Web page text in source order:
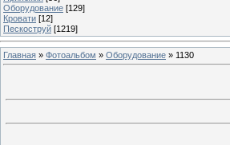
Оборудование [129]
Кровати [12]
Пескоструй [1219]
Главная » Фотоальбом » Оборудование » 1130